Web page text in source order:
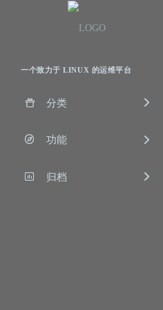
一个致力于 LINUX 的运维平台
分类
功能
归档